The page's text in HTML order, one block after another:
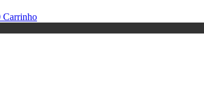
Carrinho